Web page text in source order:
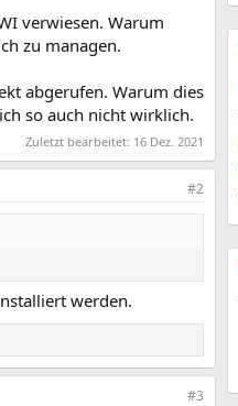
verwiesen. Warum
zu managen.
abgerufen. Warum dies
so auch nicht wirklich.
Zuletzt bearbeitet: 16 Dez. 2021
#2
werden.
#3